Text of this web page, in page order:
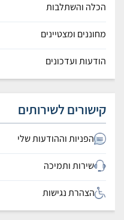
הכלה והשתלבות
מחוננים ומצטיינים
הודעות ועדכונים
קישורים לשירותים
הפניות וההודעות שלי
שירות ותמיכה
הצהרת נגישות